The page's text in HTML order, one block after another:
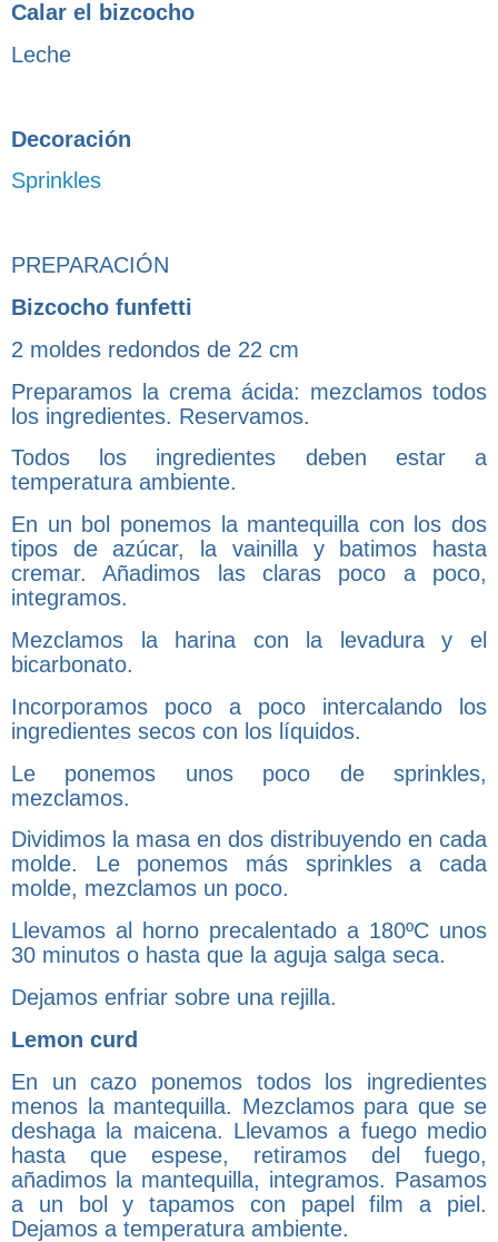
Calar el bizcocho
Leche
Decoración
Sprinkles
PREPARACIÓN
Bizcocho funfetti
2 moldes redondos de 22 cm
Preparamos la crema ácida: mezclamos todos
los ingredientes. Reservamos.
Todos los ingredientes deben estar a
temperatura ambiente.
En un bol ponemos la mantequilla con los dos
tipos de azúcar, la vainilla y batimos hasta
cremar. Añadimos las claras poco a poco,
integramos.
Mezclamos la harina con la levadura y el
bicarbonato.
Incorporamos poco a poco intercalando los
ingredientes secos con los líquidos.
Le ponemos unos poco de sprinkles,
mezclamos.
Dividimos la masa en dos distribuyendo en cada
molde. Le ponemos más sprinkles a cada
molde, mezclamos un poco.
Llevamos al horno precalentado a 180ºC unos
30 minutos o hasta que la aguja salga seca.
Dejamos enfriar sobre una rejilla.
Lemon curd
En un cazo ponemos todos los ingredientes
menos la mantequilla. Mezclamos para que se
deshaga la maicena. Llevamos a fuego medio
hasta que espese, retiramos del fuego,
añadimos la mantequilla, integramos. Pasamos
a un bol y tapamos con papel film a piel.
Dejamos a temperatura ambiente.